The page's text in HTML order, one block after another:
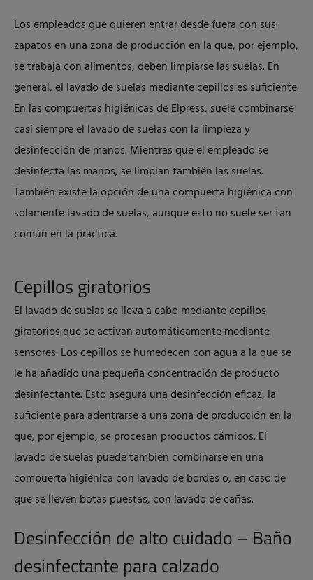
Los empleados que quieren entrar desde fuera con sus
zapatos en una zona de producción en la que, por ejemplo,
se trabaja con alimentos, deben limpiarse las suelas. En
general, el lavado de suelas mediante cepillos es suficiente.
En las compuertas higiénicas de Elpress, suele combinarse
casi siempre el lavado de suelas con la limpieza y
desinfección de manos. Mientras que el empleado se
desinfecta las manos, se limpian también las suelas.
También existe la opción de una compuerta higiénica con
solamente lavado de suelas, aunque esto no suele ser tan
común en la práctica.
Cepillos giratorios
El lavado de suelas se lleva a cabo mediante cepillos
giratorios que se activan automáticamente mediante
sensores. Los cepillos se humedecen con agua a la que se
le ha añadido una pequeña concentración de producto
desinfectante. Esto asegura una desinfección eficaz, la
suficiente para adentrarse a una zona de producción en la
que, por ejemplo, se procesan productos cárnicos. El
lavado de suelas puede también combinarse en una
compuerta higiénica con lavado de bordes o, en caso de
que se lleven botas puestas, con lavado de cañas.
Desinfección de alto cuidado – Baño
desinfectante para calzado